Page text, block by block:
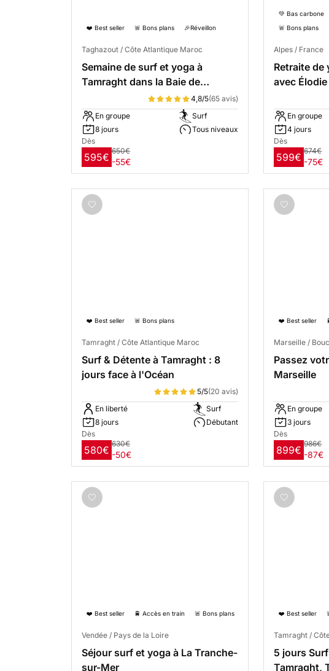
❤️ Best seller 🚨 Bons plans 🎉Réveillon
Taghazout / Côte Atlantique Maroc
Semaine de surf et yoga à
Tamraght dans la Baie de
4,8/5(65 avis)
En groupe
8 jours
Surf
Tous niveaux
Dès
595€
650€
-55€
💚 Bas carbone
🚨 Bons plans
Alpes / France
Retraite de
avec
En groupe
4 jours
Dès
599€
674€
-75€
❤️ Best seller 🚨 Bons plans
Tamraght / Côte Atlantique Maroc
Surf & Détente à Tamraght : 8
jours face à l'Océan
5/5(20 avis)
En liberté
8 jours
Surf
Débutant
Dès
580€
630€
-50€
❤️ Best seller
Marseille /
Passez
Marseille
En groupe
3 jours
Dès
899€
986€
-87€
❤️ Best seller 🚆 Accès en train 🚨 Bons plans
Vendée / Pays de la Loire
Séjour surf et yoga à La Tranche-
sur-Mer
❤️ Best seller
Tamraght /
5 jours
Tamraght,